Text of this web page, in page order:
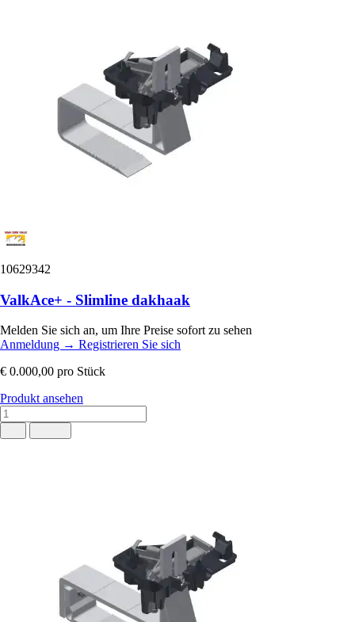
10629342
ValkAce+ - Slimline dakhaak
Melden Sie sich an, um Ihre Preise sofort zu sehen
Anmeldung → Registrieren Sie sich
€ 0.000,00 pro Stück
Produkt ansehen